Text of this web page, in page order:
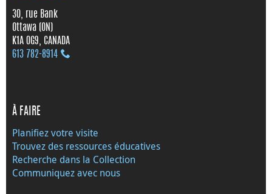
30, rue Bank
Ottawa (ON)
K1A 0G9, CANADA
613 782‑8914
À FAIRE
Planifiez votre visite
Trouvez des ressources éducatives
Recherche dans la Collection
Communiquez avec nous